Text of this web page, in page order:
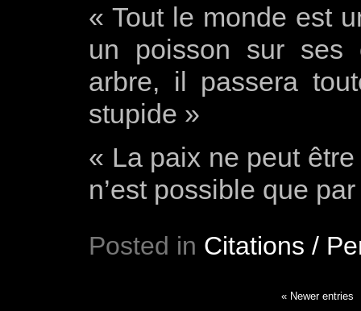
« Tout le monde est
un poisson sur ses
arbre, il passera
stupide »
« La paix ne peut
n’est possible que
Posted in Citations /
« Newer entries